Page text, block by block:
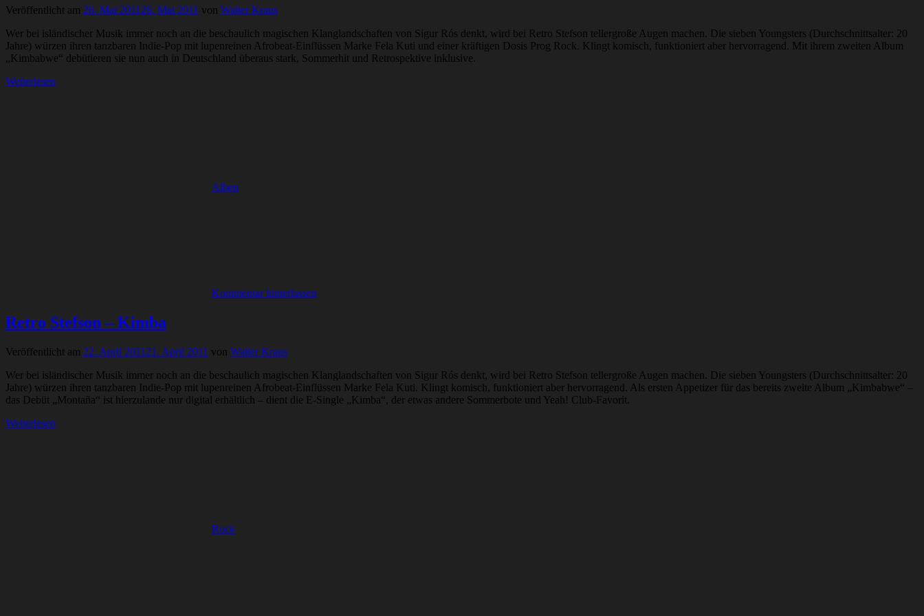
Veröffentlicht am 26. Mai 2011 26. Mai 2011 von Walter Kraus
Wer bei isländischer Musik immer noch an die beschaulich magischen Klanglandschaften von Sigur Rós denkt, wird bei Retro Stefson tellergroße Augen machen. Die sieben Youngsters (Durchschnittsalter: 20
Jahre) würzen ihren tanzbaren Indie-Pop mit lupenreinen Afrobeat-Einflüssen Marke Fela Kuti und einer kräftigen Dosis Prog Rock. Klingt komisch, funktioniert aber hervorragend. Mit ihrem zweiten Album
„Kimbabwe“ debütieren sie nun auch in Deutschland überaus stark, Sommerhit und Retrospektive inklusive.
Weiterlesen
Alben
Kommentar hinterlassen
Retro Stefson – Kimba
Veröffentlicht am 22. April 2011 21. April 2011 von Walter Kraus
Wer bei isländischer Musik immer noch an die beschaulich magischen Klanglandschaften von Sigur Rós denkt, wird bei Retro Stefson tellergroße Augen machen. Die sieben Youngsters (Durchschnittsalter: 20
Jahre) würzen ihren tanzbaren Indie-Pop mit lupenreinen Afrobeat-Einflüssen Marke Fela Kuti. Klingt komisch, funktioniert aber hervorragend. Als ersten Appetizer für das bereits zweite Album „Kimbabwe“ –
das Debüt „Montaña“ ist hierzulande nur digital erhältlich – dient die E-Single „Kimba“, der etwas andere Sommerbote und Yeah! Club-Favorit.
Weiterlesen
Rock